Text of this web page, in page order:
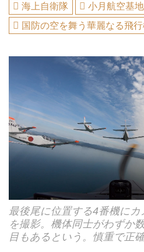
海上自衛隊
小月航空基地
国防の空を舞う華麗なる飛
最後尾に位置する4番機に
を撮影。機体同士がわずか
目もあるという。慎重で正